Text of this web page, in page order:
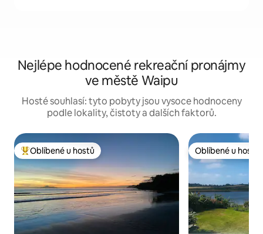
Nejlépe hodnocené rekreační pronájmy
ve městě Waipu
Hosté souhlasí: tyto pobyty jsou vysoce hodnoceny
podle lokality, čistoty a dalších faktorů.
Nejlepší v kategorii Oblíbené u hostů
Oblíbené u hostů Oblíbené u hostů
Oblíbené u hostů